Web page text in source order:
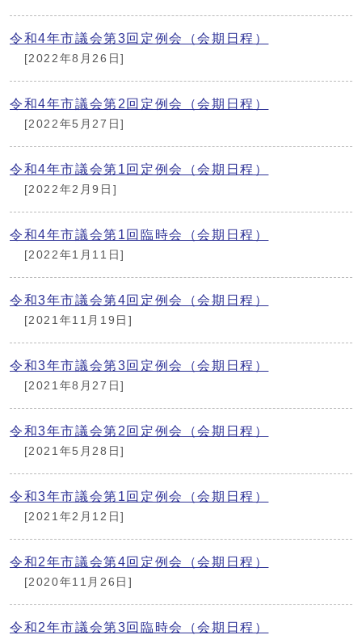
令和4年市議会第3回定例会（会期日程）
[2022年8月26日]
令和4年市議会第2回定例会（会期日程）
[2022年5月27日]
令和4年市議会第1回定例会（会期日程）
[2022年2月9日]
令和4年市議会第1回臨時会（会期日程）
[2022年1月11日]
令和3年市議会第4回定例会（会期日程）
[2021年11月19日]
令和3年市議会第3回定例会（会期日程）
[2021年8月27日]
令和3年市議会第2回定例会（会期日程）
[2021年5月28日]
令和3年市議会第1回定例会（会期日程）
[2021年2月12日]
令和2年市議会第4回定例会（会期日程）
[2020年11月26日]
令和2年市議会第3回臨時会（会期日程）